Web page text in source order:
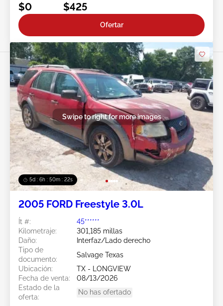
$0 $425
Ofertar
5d : 6h : 50m : 19s
Swipe to right for more images
2005 FORD Freestyle 3.0L
Ít #:
45******
Kilometraje:
301,185 millas
Daño:
Interfaz/Lado derecho
Tipo de
documento:
Salvage Texas
Ubicación:
TX - LONGVIEW
Fecha de venta:
08/13/2026
Estado de la
oferta:
No has ofertado